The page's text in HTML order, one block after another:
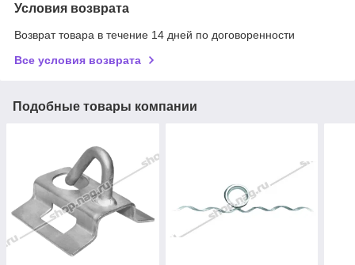
Условия возврата
Возврат товара в течение 14 дней по договоренности
Все условия возврата
Подобные товары компании